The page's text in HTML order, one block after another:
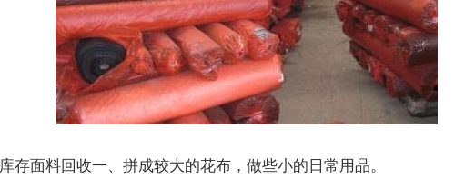
库存面料回收一、拼成较大的花布，做些小的日常用品。